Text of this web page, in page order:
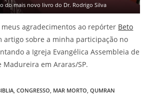
do mais novo livro do Dr. Rodrigo Silva
agradecimentos ao repórter Beto
artigo sobre a minha participação no
a Igreja Evangélica Assembleia de
em Araras/SP.
, CONGRESSO, MAR MORTO, QUMRAN